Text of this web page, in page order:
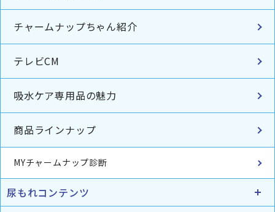
チャームナップちゃん紹介
テレビCM
吸水ケア専用品の魅力
商品ラインナップ
MYチャームナップ診断
尿もれコンテンツ